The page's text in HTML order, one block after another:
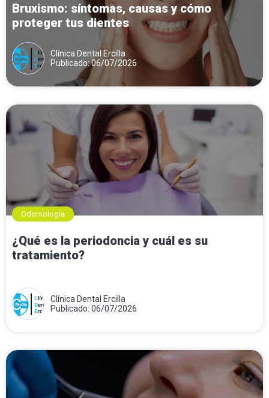
Bruxismo: síntomas, causas y cómo
proteger tus dientes
Clínica Dental Ercilla
Publicado: 06/07/2026
Odontología
¿Qué es la periodoncia y cuál es su
tratamiento?
Clínica Dental Ercilla
Publicado: 06/07/2026